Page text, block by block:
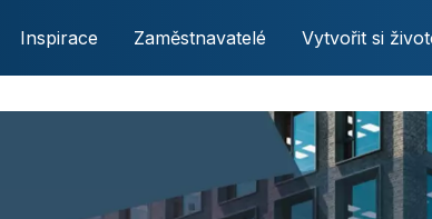
Inspirace Zaměstnavatelé Vytvořit si